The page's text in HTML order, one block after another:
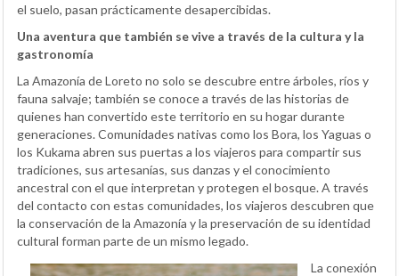
el suelo, pasan prácticamente desapercibidas.
Una aventura que también se vive a través de la cultura y la
gastronomía
La Amazonía de Loreto no solo se descubre entre árboles, ríos y
fauna salvaje; también se conoce a través de las historias de
quienes han convertido este territorio en su hogar durante
generaciones. Comunidades nativas como los Bora, los Yaguas o
los Kukama abren sus puertas a los viajeros para compartir sus
tradiciones, sus artesanías, sus danzas y el conocimiento
ancestral con el que interpretan y protegen el bosque. A través
del contacto con estas comunidades, los viajeros descubren que
la conservación de la Amazonía y la preservación de su identidad
cultural forman parte de un mismo legado.
La conexión